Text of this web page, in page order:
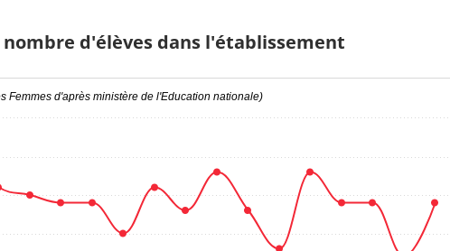
d'élèves dans l'établissement
Femmes d'après ministère de l'Education nationale)